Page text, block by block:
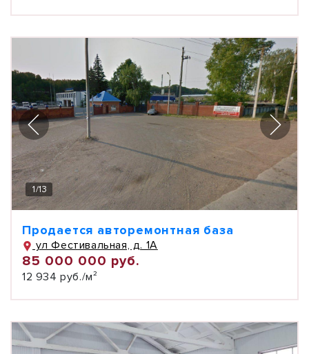
1/13
Продается авторемонтная база
ул Фестивальная, д. 1А
85 000 000 руб.
12 934 руб./м²